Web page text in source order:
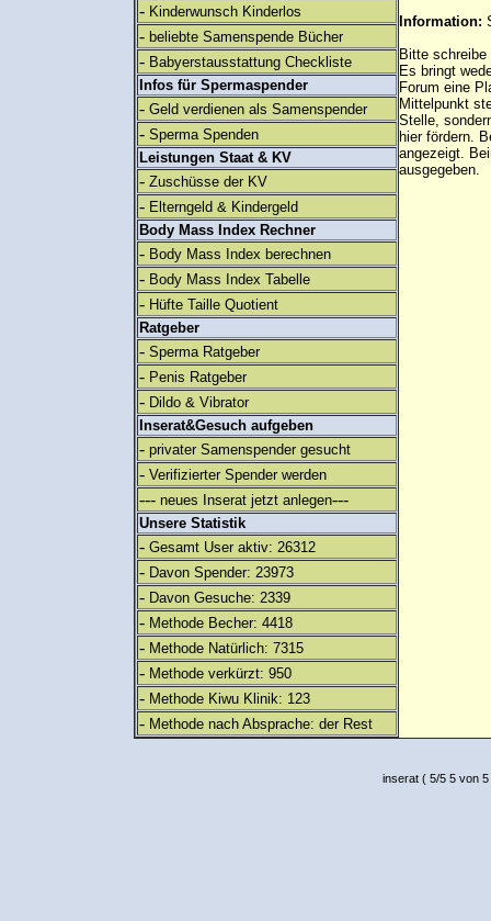
- Kinderwunsch Kinderlos
- beliebte Samenspende Bücher
- Babyerstausstattung Checkliste
Infos für Spermaspender
- Geld verdienen als Samenspender
- Sperma Spenden
Leistungen Staat & KV
- Zuschüsse der KV
- Elterngeld & Kindergeld
Body Mass Index Rechner
- Body Mass Index berechnen
- Body Mass Index Tabelle
- Hüfte Taille Quotient
Ratgeber
- Sperma Ratgeber
- Penis Ratgeber
- Dildo & Vibrator
Inserat&Gesuch aufgeben
- privater Samenspender gesucht
- Verifizierter Spender werden
--- neues Inserat jetzt anlegen---
Unsere Statistik
- Gesamt User aktiv: 26312
- Davon Spender: 23973
- Davon Gesuche: 2339
- Methode Becher: 4418
- Methode Natürlich: 7315
- Methode verkürzt: 950
- Methode Kiwu Klinik: 123
- Methode nach Absprache: der Rest
Information:
Bitte
Es bringt
Forum eine
Mittelpunkt
Stelle,
hier fördern.
angezeigt.
ausgegeben.
inserat( 5/5 5 von 5